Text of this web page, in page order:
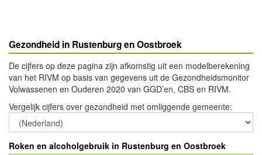
Gezondheid in Rustenburg en Oostbroek
De cijfers op deze pagina zijn afkomstig uit een modelberekening
van het RIVM op basis van gegevens uit de Gezondheidsmonitor
Volwassenen en Ouderen 2020 van GGD’en, CBS en RIVM.
Vergelijk cijfers over gezondheid met omliggende gemeente:
Roken en alcoholgebruik in Rustenburg en Oostbroek